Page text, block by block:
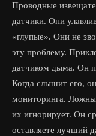
Проводные
датчики. Они
«глупые». Они не
эту проблему.
датчиком дыма. Он
Когда слышит его,
мониторинга.
их игнорирует. Он
оставляете лучший